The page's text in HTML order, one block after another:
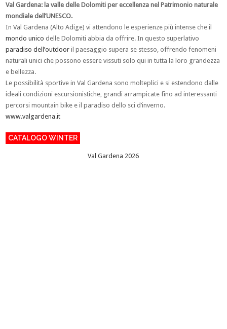
Val Gardena: la valle delle Dolomiti per eccellenza nel Patrimonio naturale
mondiale dell’UNESCO.
In Val Gardena (Alto Adige) vi attendono le esperienze più intense che il
mondo unico delle Dolomiti abbia da offrire. In questo superlativo
paradiso dell’outdoor il paesaggio supera se stesso, offrendo fenomeni
naturali unici che possono essere vissuti solo qui in tutta la loro grandezza
e bellezza.
Le possibilità sportive in Val Gardena sono molteplici e si estendono dalle
ideali condizioni escursionistiche, grandi arrampicate fino ad interessanti
percorsi mountain bike e il paradiso dello sci d’inverno.
www.valgardena.it
CATALOGO WINTER
Val Gardena 2026